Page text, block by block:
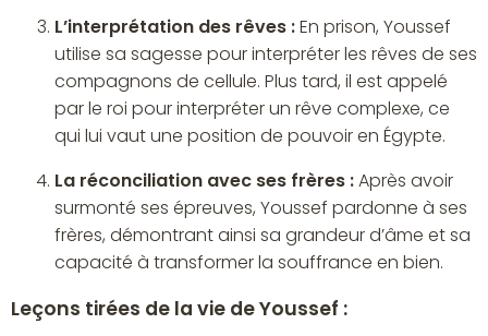
L’interprétation des rêves :En prison, Youssef
utilise sa sagesse pour interpréter les rêves de ses
compagnons de cellule. Plus tard, il est appelé
par le roi pour interpréter un rêve complexe, ce
qui lui vaut une position de pouvoir en Égypte.
La réconciliation avec ses frères :Après avoir
surmonté ses épreuves, Youssef pardonne à ses
frères, démontrant ainsi sa grandeur d’âme et sa
capacité à transformer la souffrance en bien.
Leçons tirées de la vie de Youssef :